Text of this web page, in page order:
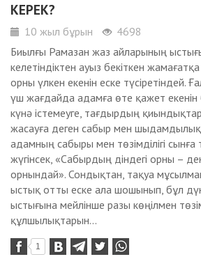
КЕРЕК?
10 жыл бұрын
4698
Биылғы Рамазан жаз айларының
келетіндіктен ауыз бекіткен
орны үлкен екенін еске түсіретіндей.
үш жағдайда адамға өте қажет екенін
күнә істемеуге, тағдырдың
жасауға деген сабыр мен
адамның сабыры мен төзімділігі сынға
жүгінсек, «Сабырдың діндегі орны –
орнындай». Сондықтан, тақуа
ыстық отты еске ала шошынып, бұл
ыстығына мейлінше разы көңілмен
құлшылықтарын...
1